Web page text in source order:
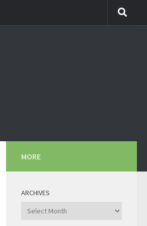
MORE
ARCHIVES
Archives